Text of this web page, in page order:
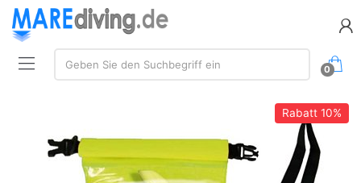
Suche:
Geben Sie den Suchbegriff ein
0
Rabatt10%